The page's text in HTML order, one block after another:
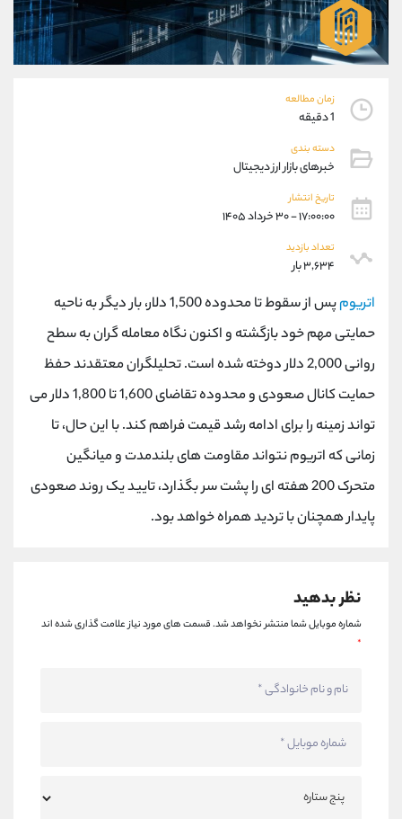
زمان مطالعه
1 دقیقه
دسته بندی
خبرهای بازار ارز دیجیتال
تاریخ انتشار
۱۷:۰۰:۰۰ - ۳۰ خرداد ۱۴۰۵
تعداد بازدید
۳,۶۳۴ بار
اتریوم
پس از سقوط تا محدوده 1,500 دلار، بار دیگر به ناحیه
حمایتی مهم خود بازگشته و اکنون نگاه معامله گران به سطح
روانی 2,000 دلار دوخته شده است. تحلیلگران معتقدند حفظ
حمایت کانال صعودی و محدوده تقاضای 1,600 تا 1,800 دلار می
تواند زمینه را برای ادامه رشد قیمت فراهم کند. با این حال، تا
زمانی که اتریوم نتواند مقاومت های بلندمدت و میانگین
متحرک 200 هفته ای را پشت سر بگذارد، تایید یک روند صعودی
پایدار همچنان با تردید همراه خواهد بود.
نظر بدهید
شماره موبایل شما منتشر نخواهد شد.قسمت های مورد نیاز علامت گذاری شده اند
*
09194198792
واتساپ شروع گفتگو
تلگرام @Armteam_admin_33
پشتیبان فروش
موبایل
واتساپ
تلگرام
داخلی
اطلاعات تماس (دفتر فروش)
تلفن 021-22021030
بدون پیش شماره 90001030
اینستاگرام @alireza.mehrabii
کانال تلگرام @alirezamehrabi_com